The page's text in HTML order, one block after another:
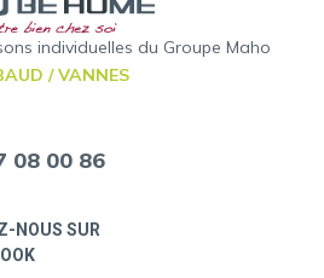
individuelles du Groupe Maho
/ VANNES
08 00 86
NOUS SUR